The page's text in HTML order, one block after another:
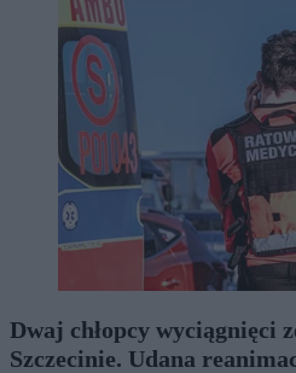
Dwaj chłopcy wyciągnięci
Szczecinie. Udana